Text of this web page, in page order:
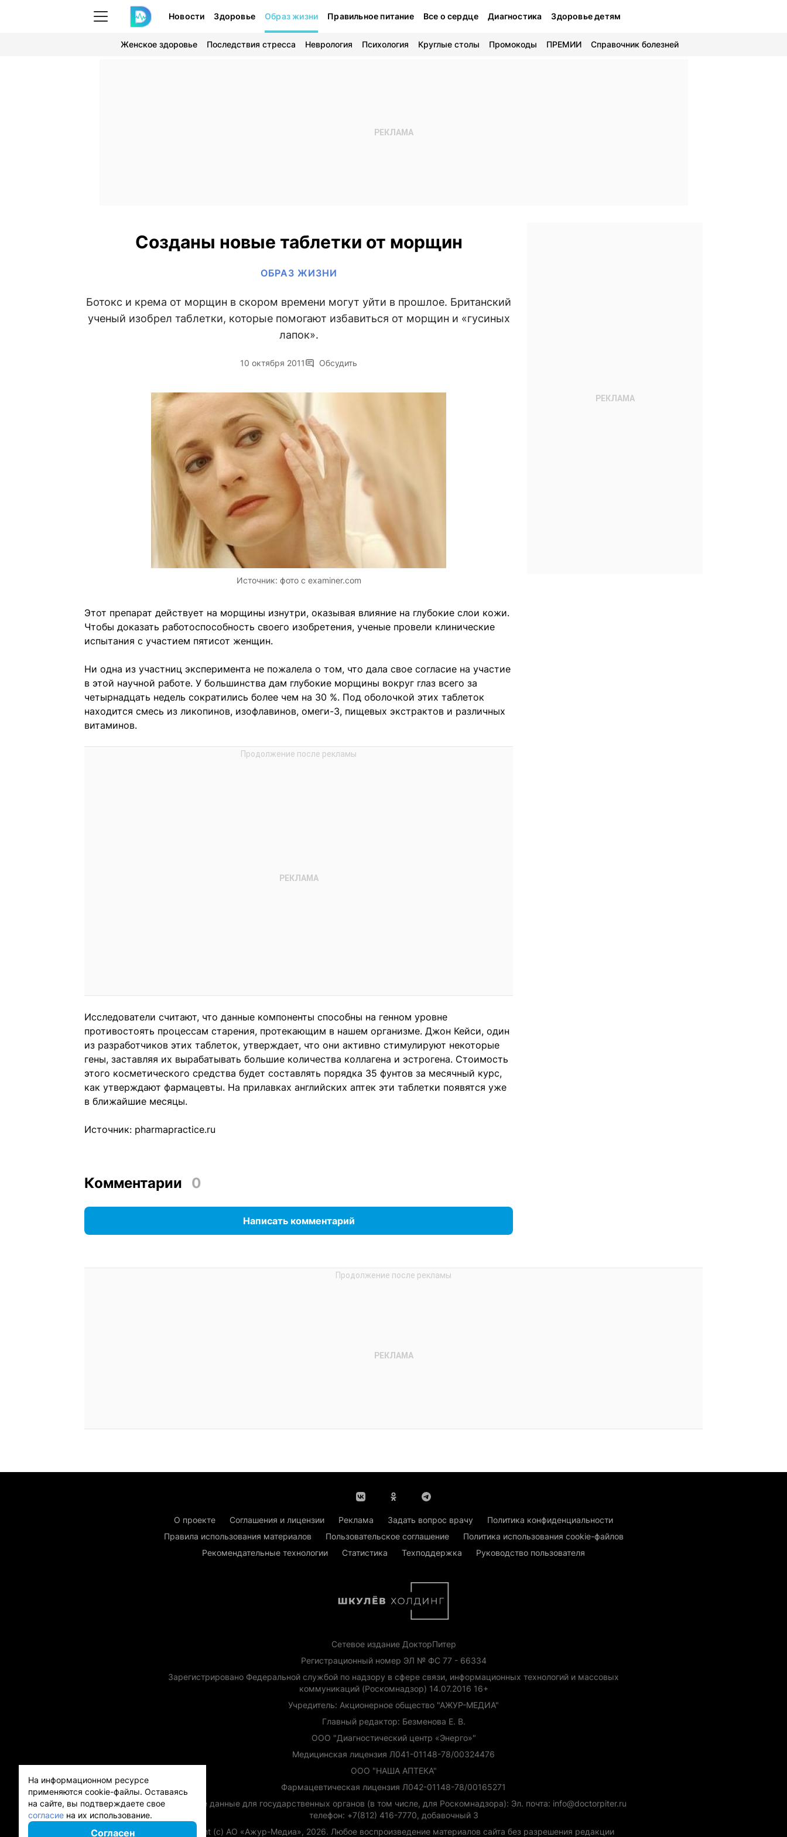
Новости Здоровье Образ жизни Правильное питание Все о сердце Диагностика Здоровье детям
Женское здоровье Последствия стресса Неврология Психология Круглые столы Промокоды ПРЕМИИ Справочник болезней
Созданы новые таблетки от морщин
ОБРАЗ ЖИЗНИ
Ботокс и крема от морщин в скором времени могут уйти в прошлое. Британский
ученый изобрел таблетки, которые помогают избавиться от морщин и «гусиных
лапок».
10 октября 2011 Обсудить
Источник: фото с examiner.com
Этот препарат действует на морщины изнутри, оказывая влияние на глубокие слои кожи.
Чтобы доказать работоспособность своего изобретения, ученые провели клинические
испытания с участием пятисот женщин.
Ни одна из участниц эксперимента не пожалела о том, что дала свое согласие на участие
в этой научной работе. У большинства дам глубокие морщины вокруг глаз всего за
четырнадцать недель сократились более чем на 30 %. Под оболочкой этих таблеток
находится смесь из ликопинов, изофлавинов, омеги-3, пищевых экстрактов и различных
витаминов.
Исследователи считают, что данные компоненты способны на генном уровне
противостоять процессам старения, протекающим в нашем организме. Джон Кейси, один
из разработчиков этих таблеток, утверждает, что они активно стимулируют некоторые
гены, заставляя их вырабатывать большие количества коллагена и эстрогена. Стоимость
этого косметического средства будет составлять порядка 35 фунтов за месячный курс,
как утверждают фармацевты. На прилавках английских аптек эти таблетки появятся уже
в ближайшие месяцы.
Источник: pharmapractice.ru
Комментарии 0
Написать комментарий
О проекте Соглашения и лицензии Реклама Задать вопрос врачу
Политика конфиденциальности
Правила использования материалов
Пользовательское соглашение
Политика использования cookie-файлов
Рекомендательные технологии
Статистика Техподдержка Руководство пользователя
Сетевое издание ДокторПитер
Регистрационный номер ЭЛ № ФС 77 - 66334
Зарегистрировано Федеральной службой по надзору в сфере связи, информационных технологий и массовых
коммуникаций (Роскомнадзор) 14.07.2016 16+
Учредитель: Акционерное общество "АЖУР-МЕДИА"
Главный редактор: Безменова Е. В.
ООО "Диагностический центр «Энерго»"
Медицинская лицензия Л041-01148-78/00324476
ООО "НАША АПТЕКА"
Фармацевтическая лицензия Л042-01148-78/00165271
Контактные данные для государственных органов (в том числе, для Роскомнадзора): Эл. почта: info@doctorpiter.ru
телефон: +7(812) 416-7770, добавочный 3
Copyright (с) АО «Ажур-Медиа», 2026. Любое воспроизведение материалов сайта без разрешения редакции
На информационном ресурсе
применяются cookie-файлы. Оставаясь
на сайте, вы подтверждаете свое
согласие на их использование.
Согласен